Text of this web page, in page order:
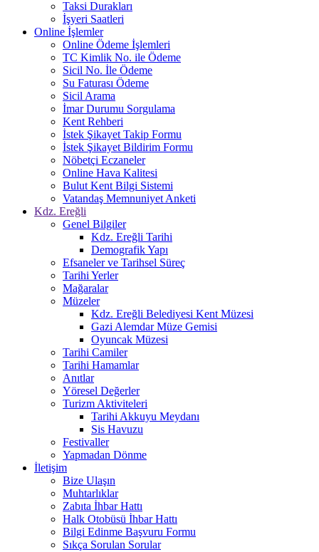
Taksi Durakları
İşyeri Saatleri
Online İşlemler
Online Ödeme İşlemleri
TC Kimlik No. ile Ödeme
Sicil No. İle Ödeme
Su Faturası Ödeme
Sicil Arama
İmar Durumu Sorgulama
Kent Rehberi
İstek Şikayet Takip Formu
İstek Şikayet Bildirim Formu
Nöbetçi Eczaneler
Online Hava Kalitesi
Bulut Kent Bilgi Sistemi
Vatandaş Memnuniyet Anketi
Kdz. Ereğli
Genel Bilgiler
Kdz. Ereğli Tarihi
Demografik Yapı
Efsaneler ve Tarihsel Süreç
Tarihi Yerler
Mağaralar
Müzeler
Kdz. Ereğli Belediyesi Kent Müzesi
Gazi Alemdar Müze Gemisi
Oyuncak Müzesi
Tarihi Camiler
Tarihi Hamamlar
Anıtlar
Yöresel Değerler
Turizm Aktiviteleri
Tarihi Akkuyu Meydanı
Sis Havuzu
Festivaller
Yapmadan Dönme
İletişim
Bize Ulaşın
Muhtarlıklar
Zabıta İhbar Hattı
Halk Otobüsü İhbar Hattı
Bilgi Edinme Başvuru Formu
Sıkça Sorulan Sorular